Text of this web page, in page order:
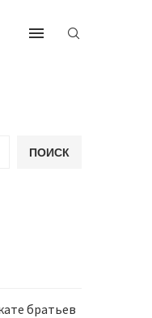
ПОИСК
братьев